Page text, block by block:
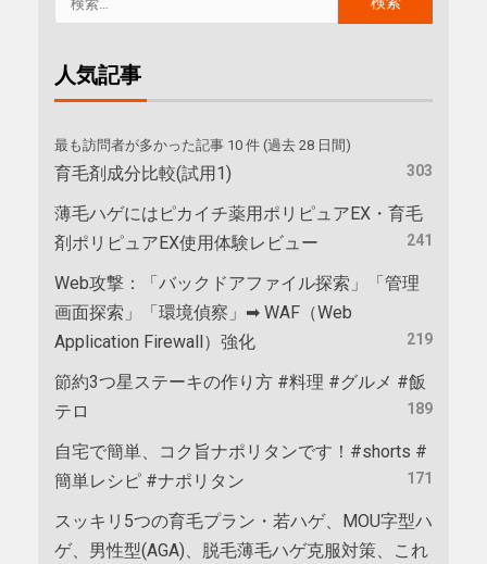
人気記事
最も訪問者が多かった記事 10 件 (過去 28 日間)
育毛剤成分比較(試用1) 303
薄毛ハゲにはピカイチ薬用ポリピュアEX・育毛
剤ポリピュアEX使用体験レビュー
241
Web攻撃：「バックドアファイル探索」「管理
画面探索」「環境偵察」➡ WAF（Web
Application Firewall）強化
219
節約3つ星ステーキの作り方 #料理 #グルメ #飯
テロ
189
自宅で簡単、コク旨ナポリタンです！#shorts #
簡単レシピ #ナポリタン
171
スッキリ5つの育毛プラン・若ハゲ、MOU字型ハ
ゲ、男性型(AGA)、脱毛薄毛ハゲ克服対策、これ